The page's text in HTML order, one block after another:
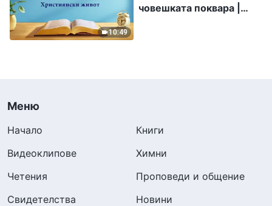
10:49
човешката поквара |
Меню
Начало
Книги
Видеоклипове
Химни
Четения
Проповеди и общение
Свидетелства
Новини